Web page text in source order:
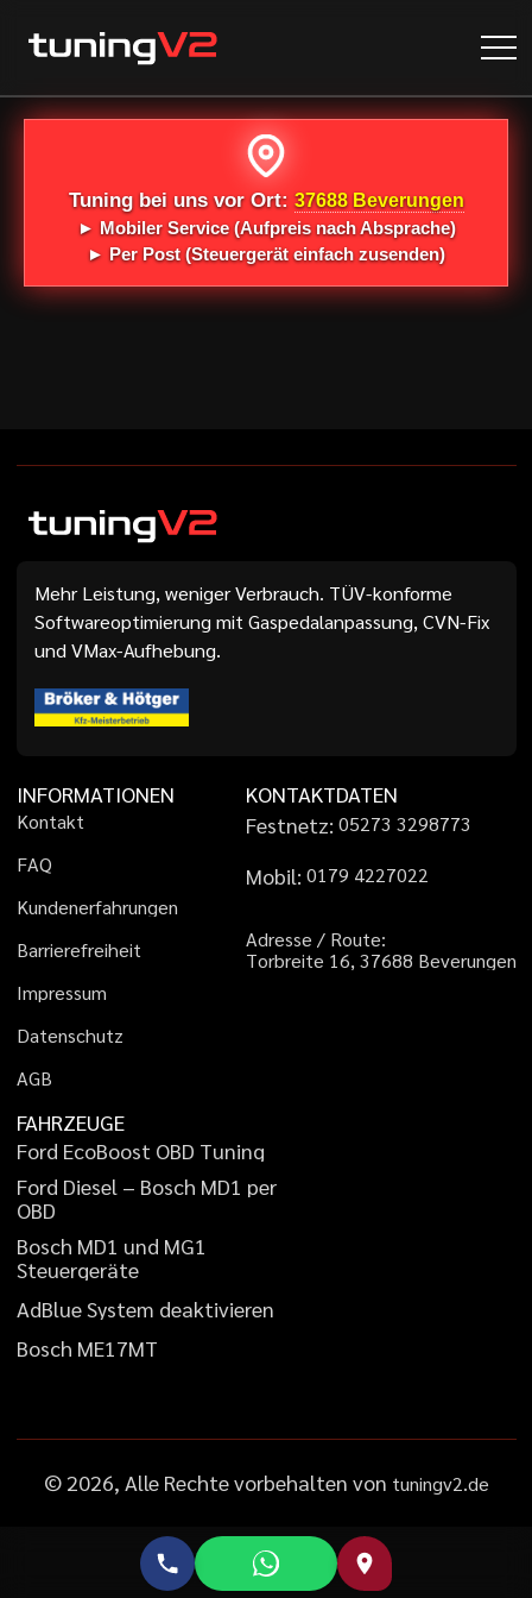
Tuning bei uns vor Ort: 37688 Beverungen
► Mobiler Service(Aufpreis nach Absprache)
►Per Post(Steuergerät einfach zusenden)
Mehr Leistung, weniger Verbrauch. TÜV-konforme
Softwareoptimierung mit Gaspedalanpassung, CVN-Fix
und VMax-Aufhebung.
INFORMATIONEN
Kontakt
FAQ
Kundenerfahrungen
Barrierefreiheit
Impressum
Datenschutz
AGB
KONTAKTDATEN
Festnetz: 05273 3298773
Mobil: 01 79 4227022
Adresse / Route:
Torbreite 16, 37688 Beverungen
FAHRZEUGE
Ford EcoBoost OBD Tuning
Ford Diesel – Bosch MD1 per
OBD
Bosch MD1 und MG1
Steuergeräte
AdBlueSystem deaktivieren
Bosch ME17MT
© 2026, Alle Rechte vorbehalten von tuningv2.de